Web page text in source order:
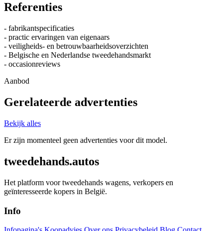
Referenties
- fabrikantspecificaties
- practic ervaringen van eigenaars
- veiligheids- en betrouwbaarheidsoverzichten
- Belgische en Nederlandse tweedehandsmarkt
- occasionreviews
Aanbod
Gerelateerde advertenties
Bekijk alles
Er zijn momenteel geen advertenties voor dit model.
tweedehands.autos
Het platform voor tweedehands wagens, verkopers en
geïnteresseerde kopers in België.
Info